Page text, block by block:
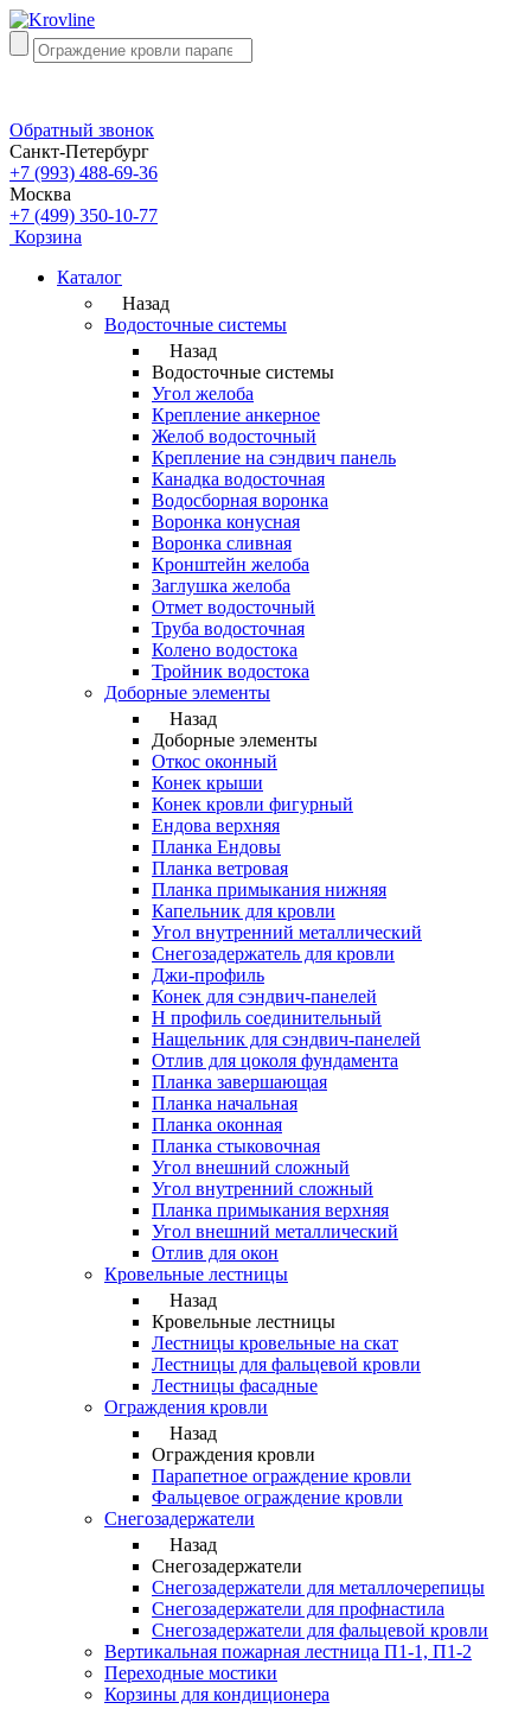
Обратный звонок
Санкт-Петербург
+7 (993) 488-69-36
Москва
+7 (499) 350-10-77
Корзина
Каталог
Назад
Водосточные системы
Назад
Водосточные системы
Угол желоба
Крепление анкерное
Желоб водосточный
Крепление на сэндвич панель
Канадка водосточная
Водосборная воронка
Воронка конусная
Воронка сливная
Кронштейн желоба
Заглушка желоба
Отмет водосточный
Труба водосточная
Колено водостока
Тройник водостока
Доборные элементы
Назад
Доборные элементы
Откос оконный
Конек крыши
Конек кровли фигурный
Ендова верхняя
Планка Ендовы
Планка ветровая
Планка примыкания нижняя
Капельник для кровли
Угол внутренний металлический
Снегозадержатель для кровли
Джи-профиль
Конек для сэндвич-панелей
Н профиль соединительный
Нащельник для сэндвич-панелей
Отлив для цоколя фундамента
Планка завершающая
Планка начальная
Планка оконная
Планка стыковочная
Угол внешний сложный
Угол внутренний сложный
Планка примыкания верхняя
Угол внешний металлический
Отлив для окон
Кровельные лестницы
Назад
Кровельные лестницы
Лестницы кровельные на скат
Лестницы для фальцевой кровли
Лестницы фасадные
Ограждения кровли
Назад
Ограждения кровли
Парапетное ограждение кровли
Фальцевое ограждение кровли
Снегозадержатели
Назад
Снегозадержатели
Снегозадержатели для металлочерепицы
Снегозадержатели для профнастила
Снегозадержатели для фальцевой кровли
Вертикальная пожарная лестница П1-1, П1-2
Переходные мостики
Корзины для кондиционера